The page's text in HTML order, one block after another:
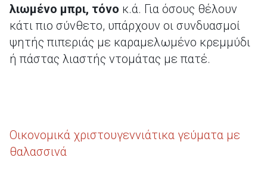
λιωμένο μπρι, τόνο κ.ά. Για όσους θέλουν
κάτι πιο σύνθετο, υπάρχουν οι συνδυασμοί
ψητής πιπεριάς με καραμελωμένο κρεμμύδι
ή πάστας λιαστής ντομάτας με πατέ.
Οικονομικά χριστουγεννιάτικα γεύματα με
θαλασσινά